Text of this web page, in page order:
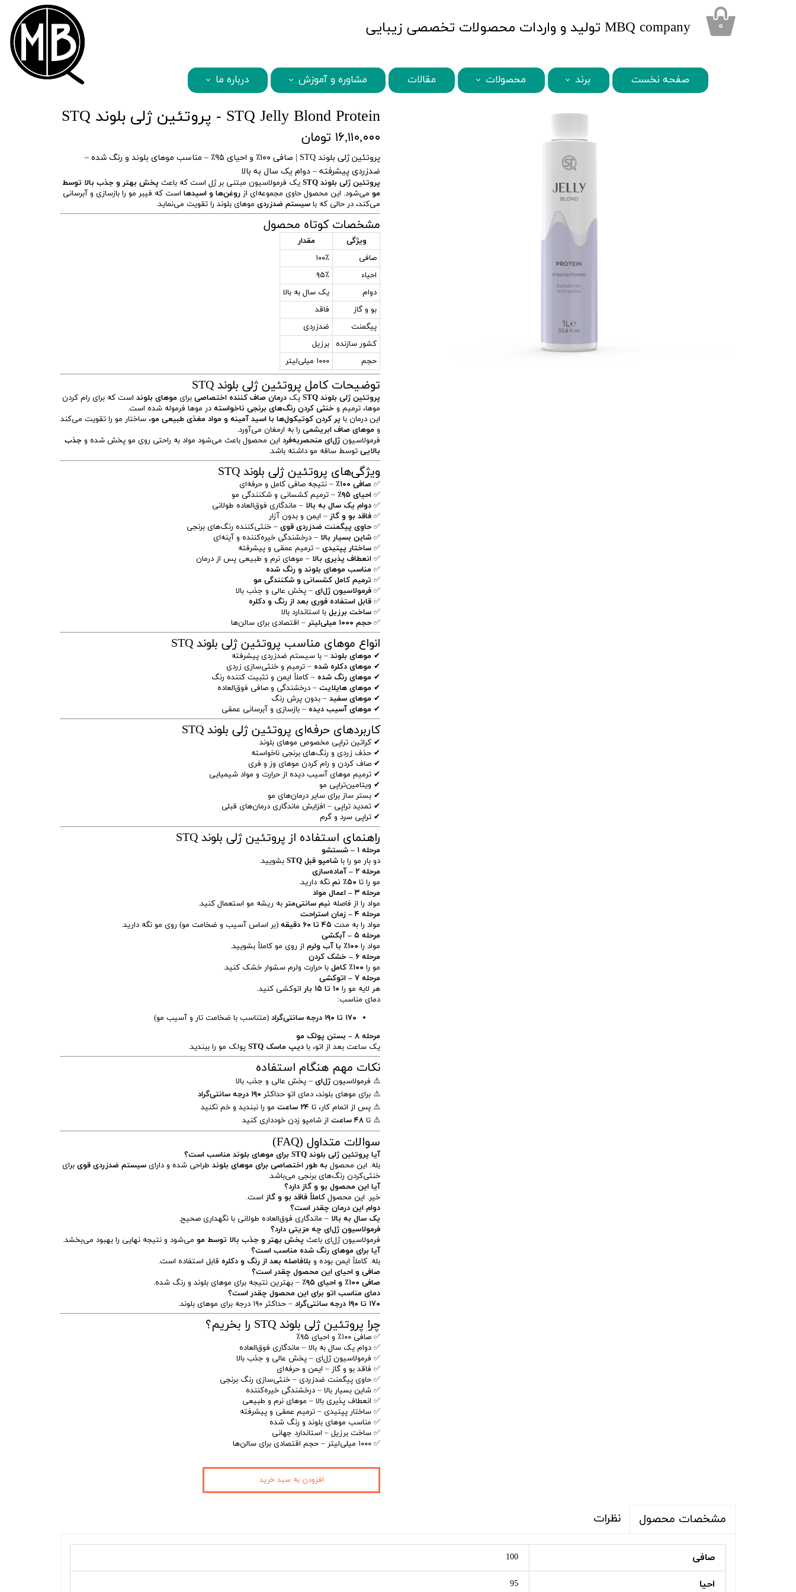
صفحه نخست برند محصولات مقالات مشاوره و آموزش درباره ما
۰ ​MBQ company تولید و واردات محصولات تخصصی زیبایی
STQ Jelly Blond ​​​​​​​Protein -​ پروتئین ژلی بلوند STQ
۱۶,۱۱۰,۰۰۰ تومان
پروتئین ژلی بلوند STQ | صافی ۱۰۰٪ و احیای ۹۵٪ – مناسب موهای بلوند و رنگ شده –
ضدزردی پیشرفته – دوام یک سال به بالا
پروتئین ژلی بلوند STQ یک فرمولاسیون مبتنی بر ژل است که باعث پخش بهتر و جذب بالا توسط
مو می‌شود. این محصول حاوی مجموعه‌ای از روغن‌ها و اسیدها است که فیبر مو را بازسازی و آبرسانی
می‌کند، در حالی که با سیستم ضدزردی موهای بلوند را تقویت می‌نماید.
مشخصات کوتاه محصول
ویژگی
مقدار
صافی
۱۰۰٪
احیاء
۹۵٪
دوام
یک سال به بالا
بو و گاز
فاقد
پیگمنت
ضدزردی
کشور سازنده
برزیل
حجم
۱۰۰۰ میلی‌لیتر
توضیحات کامل پروتئین ژلی بلوند STQ
پروتئین ژلی بلوند STQ یک درمان صاف کننده اختصاصی برای موهای بلوند است که برای رام کردن
موها، ترمیم و خنثی کردن رنگ‌های برنجی ناخواسته در موها فرموله شده است.
این درمان با پر کردن کوتیکول‌ها با اسید آمینه و مواد مغذی طبیعی مو، ساختار مو را تقویت می‌کند
و موهای صاف ابریشمی را به ارمغان می‌آورد.
فرمولاسیون ژل‌ای منحصربه‌فرد این محصول باعث می‌شود مواد به راحتی روی مو پخش شده و جذب
بالایی توسط ساقه مو داشته باشد.
ویژگی‌های پروتئین ژلی بلوند STQ
✅ صافی ۱۰۰٪
– نتیجه صافی کامل و حرفه‌ای
✅ احیای ۹۵٪
– ترمیم کشسانی و شکنندگی مو
✅ دوام یک سال به بالا – ماندگاری فوق‌العاده طولانی
✅ فاقد بو و گاز – ایمن و بدون آزار
✅ حاوی پیگمنت ضدزردی قوی – خنثی‌کننده رنگ‌های برنجی
✅ شاین بسیار بالا – درخشندگی خیره‌کننده و آینه‌ای
✅ ساختار پپتیدی – ترمیم عمقی و پیشرفته
✅ انعطاف پذیری بالا – موهای نرم و طبیعی پس از درمان
✅ مناسب موهای بلوند و رنگ شده
✅ ترمیم کامل کشسانی و شکنندگی مو
✅ فرمولاسیون ژل‌ای – پخش عالی و جذب بالا
✅ قابل استفاده فوری بعد از رنگ و دکلره
✅ ساخت برزیل با استاندارد بالا
✅ حجم ۱۰۰۰ میلی‌لیتر – اقتصادی برای سالن‌ها
انواع موهای مناسب پروتئین ژلی بلوند STQ
✔ موهای بلوند – با سیستم ضدزردی پیشرفته
✔ موهای دکلره شده – ترمیم و خنثی‌سازی زردی
✔ موهای رنگ شده – کاملاً ایمن و تثبیت کننده رنگ
✔ موهای هایلایت – درخشندگی و صافی فوق‌العاده
✔ موهای سفید – بدون پرش رنگ
✔ موهای آسیب دیده – بازسازی و آبرسانی عمقی
کاربردهای حرفه‌ای پروتئین ژلی بلوند STQ
✔ کراتین تراپی مخصوص موهای بلوند
✔ حذف زردی و رنگ‌های برنجی ناخواسته
✔ صاف کردن و رام کردن موهای وز و فری
✔ ترمیم موهای آسیب دیده از حرارت و مواد شیمیایی
✔ ویتامین‌تراپی مو
✔ بستر ساز برای سایر درمان‌های مو
✔ تمدید تراپی – افزایش ماندگاری درمان‌های قبلی
✔ تراپی سرد و گرم
راهنمای استفاده از پروتئین ژلی بلوند STQ
مرحله ۱ – شستشو
دو بار مو را با شامپو قبل STQ
بشویید.
مرحله ۲ – آماده‌سازی
مو را تا ۵۰٪ نم
نگه دارید.
مرحله ۳ – اعمال مواد
مواد را از فاصله نیم سانتی‌متر به ریشه مو استعمال کنید.
مرحله ۴ – زمان استراحت
مواد را به مدت ۴۵ تا ۶۰ دقیقه
(بر اساس آسیب و ضخامت مو) روی مو نگه دارید.
مرحله ۵ – آبکشی
مواد را ۱۰۰٪ با آب ولرم
از روی مو کاملاً بشویید.
مرحله ۶ – خشک کردن
مو را ۱۰۰٪ کامل
با حرارت ولرم سشوار خشک کنید.
مرحله ۷ – اتوکشی
هر لایه مو را ۱۰ تا ۱۵ بار
اتوکشی کنید.
دمای مناسب:
۱۷۰ تا ۱۹۰ درجه سانتی‌گراد
(متناسب با ضخامت تار و آسیب مو)
مرحله ۸ – بستن پولک مو
یک ساعت بعد از اتو، با دیپ ماسک STQ پولک مو را ببندید.
نکات مهم هنگام استفاده
⚠️ فرمولاسیون ژل‌ای – پخش عالی و جذب بالا
⚠️ برای موهای بلوند، دمای اتو حداکثر ۱۹۰ درجه سانتی‌گراد
⚠️ پس از اتمام کار، تا ۲۴ ساعت
مو را نبندید و خم نکنید
⚠️ تا ۴۸ ساعت از شامپو زدن خودداری کنید
سوالات متداول (FAQ)
آیا پروتئین ژلی بلوند STQ برای موهای بلوند مناسب است؟
بله. این محصول به طور اختصاصی برای موهای بلوند طراحی شده و دارای سیستم ضدزردی قوی برای
خنثی‌کردن رنگ‌های برنجی می‌باشد.
آیا این محصول بو و گاز دارد؟
خیر. این محصول کاملاً فاقد بو و گاز است.
دوام این درمان چقدر است؟
یک سال به بالا – ماندگاری فوق‌العاده طولانی با نگهداری صحیح.
فرمولاسیون ژل‌ای چه مزیتی دارد؟
فرمولاسیون ژل‌ای باعث پخش بهتر و جذب بالا توسط مو می‌شود و نتیجه نهایی را بهبود می‌بخشد.
آیا برای موهای رنگ شده مناسب است؟
بله. کاملاً ایمن بوده و بلافاصله بعد از رنگ و دکلره قابل استفاده است.
صافی و احیای این محصول چقدر است؟
صافی ۱۰۰٪ و احیای ۹۵٪
– بهترین نتیجه برای موهای بلوند و رنگ شده.
دمای مناسب اتو برای این محصول چقدر است؟
۱۷۰ تا ۱۹۰ درجه سانتی‌گراد
– حداکثر ۱۹۰ درجه برای موهای بلوند.
چرا پروتئین ژلی بلوند STQ را بخریم؟
✅ صافی ۱۰۰٪ و احیای ۹۵٪
✅ دوام یک سال به بالا – ماندگاری فوق‌العاده
✅ فرمولاسیون ژل‌ای – پخش عالی و جذب بالا
✅ فاقد بو و گاز – ایمن و حرفه‌ای
✅ حاوی پیگمنت ضدزردی – خنثی‌سازی رنگ برنجی
✅ شاین بسیار بالا – درخشندگی خیره‌کننده
✅ انعطاف پذیری بالا – موهای نرم و طبیعی
✅ ساختار پپتیدی – ترمیم عمقی و پیشرفته
✅ مناسب موهای بلوند و رنگ شده
✅ ساخت برزیل – استاندارد جهانی
✅ ۱۰۰۰ میلی‌لیتر – حجم اقتصادی برای سالن‌ها
افزودن به سبد خرید
مشخصات محصول نظرات
صافی 100
احیا 95